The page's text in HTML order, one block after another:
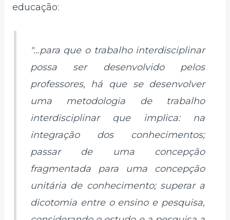
educação:
"...para que o trabalho interdisciplinar
possa ser desenvolvido pelos
professores, há que se desenvolver
uma metodologia de trabalho
interdisciplinar que implica: na
integração dos conhecimentos;
passar de uma concepção
fragmentada para uma concepção
unitária de conhecimento; superar a
dicotomia entre o ensino e pesquisa,